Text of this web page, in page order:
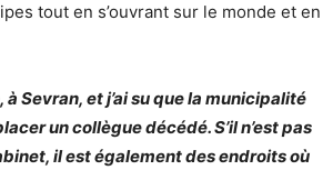
tout en s’ouvrant sur le monde et en
Sevran, et j’ai su que la municipalité
un collègue décédé. S’il n’est pas
il est également des endroits où